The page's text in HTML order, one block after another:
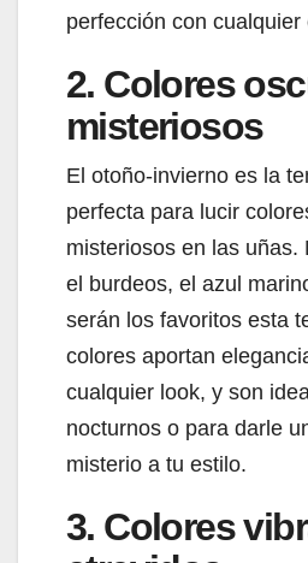
perfección con cualquier
2. Colores
misteriosos
El otoño-invierno es la
perfecta para lucir
misteriosos en las uñas.
el burdeos, el azul
serán los favoritos esta
colores aportan
cualquier look, y son
nocturnos o para darle
misterio a tu estilo.
3. Colores